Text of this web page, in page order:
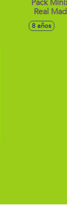
Pack
Real
8 años